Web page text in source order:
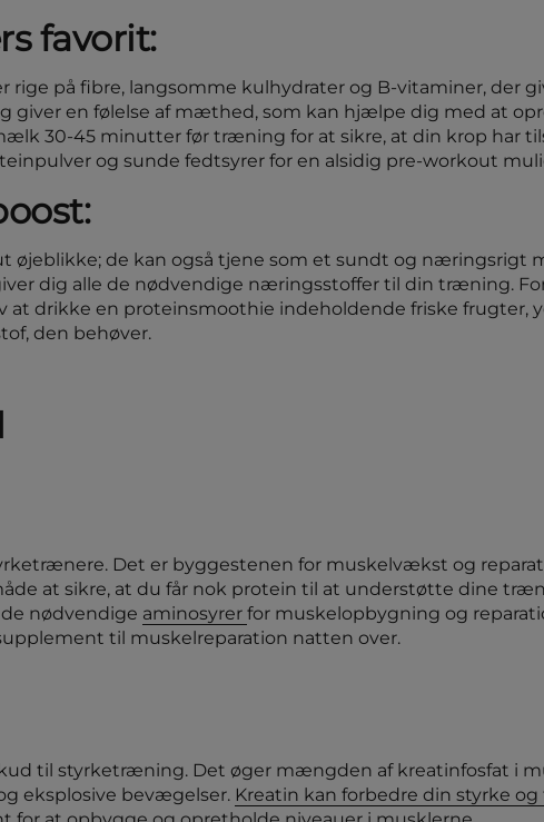
favorit:
rige på fibre, langsomme kulhydrater og B-vitaminer, der
giver en følelse af mæthed, som kan hjælpe dig med at
30-45 minutter før træning for at sikre, at din krop har
og sunde fedtsyrer for en alsidig pre-workout
øjeblikke; de kan også tjene som et sundt og
dig alle de nødvendige næringsstoffer til din træning.
at drikke en proteinsmoothie indeholdende friske
den behøver.
Det er byggestenen for muskelvækst og
at sikre, at du får nok protein til at understøtte dine
nødvendige aminosyrer for muskelopbygning og
til muskelreparation natten over.
til styrketræning. Det øger mængden af kreatinfosfat i
eksplosive bevægelser. Kreatin kan forbedre din styrke